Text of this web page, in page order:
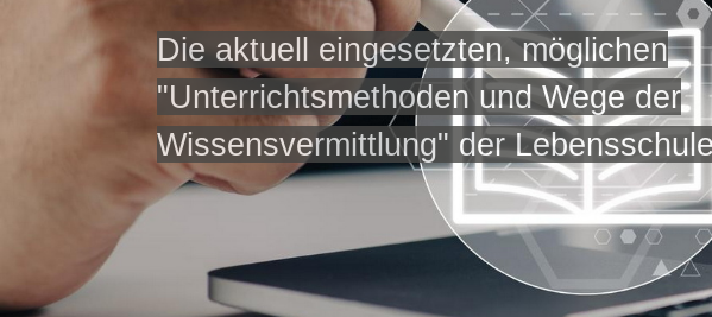
Die aktuell eingesetzten, möglichen
"Unterrichtsmethoden und Wege der
Wissensvermittlung" der Lebensschule